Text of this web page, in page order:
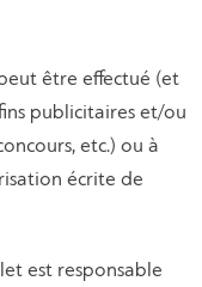
peut être effectué (et
publicitaires et/ou
etc.) ou à
écrite de
est responsable